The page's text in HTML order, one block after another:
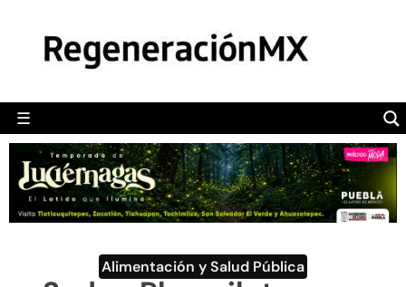
☰
POLÍTICA
CAMALEÓN
OPINIÓN
DEPORTES
ENGLISH SECTION
Alimentación y Salud Pública